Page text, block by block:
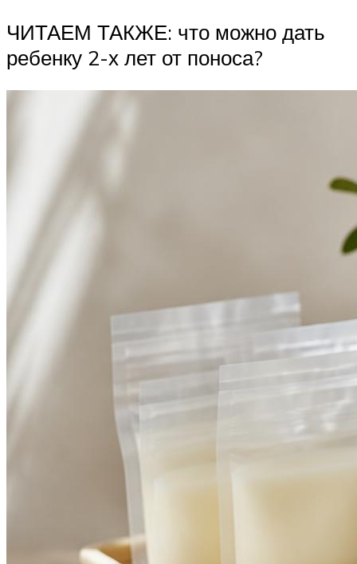
ЧИТАЕМ ТАКЖЕ: что можно дать
ребенку 2-х лет от поноса?